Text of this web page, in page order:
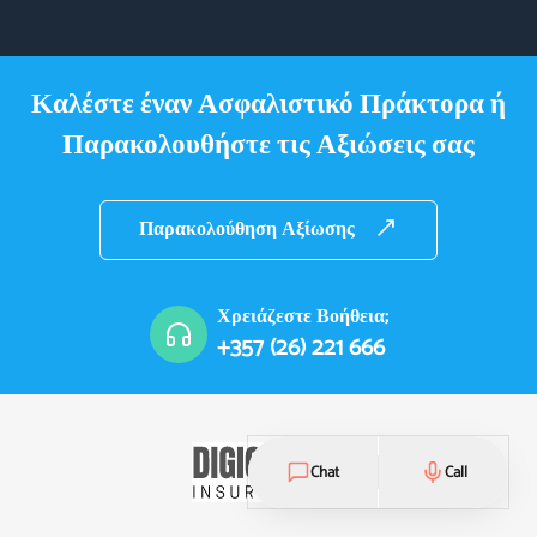
Chat Call
Καλέστε έναν Ασφαλιστικό Πράκτορα ή
Παρακολουθήστε τις Αξιώσεις σας
Παρακολούθηση Αξίωσης
Χρειάζεστε Βοήθεια;
+357 (26) 221 666